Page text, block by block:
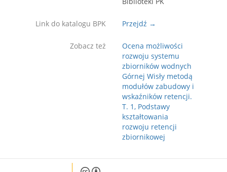
Link do katalogu BPK Przejdź →
Zobacz też
Ocena możliwości
rozwoju systemu
zbiorników wodnych
Górnej Wisły metodą
modułów zabudowy i
wskaźników retencji.
T. 1, Podstawy
kształtowania
rozwoju retencji
zbiornikowej